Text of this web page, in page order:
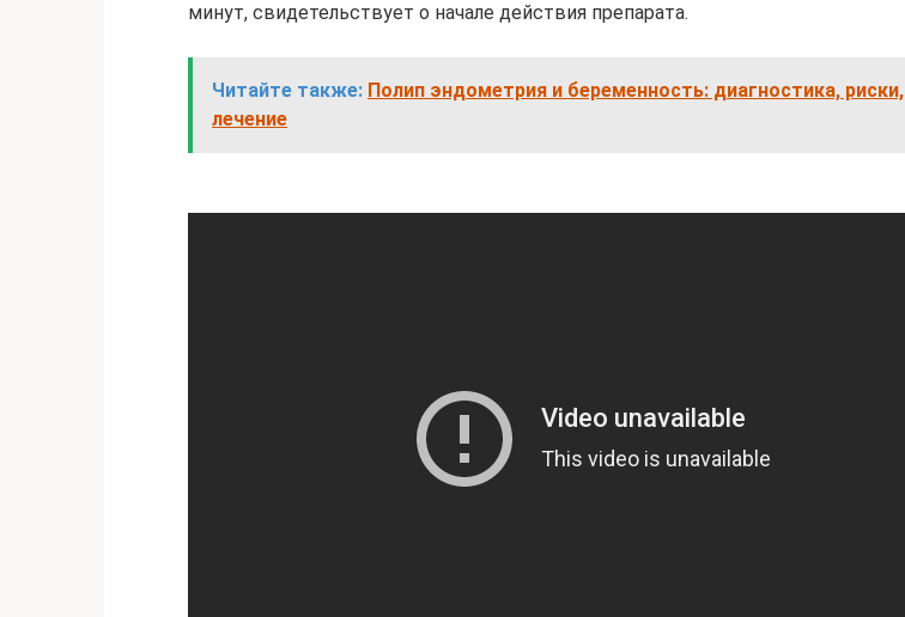
минут, свидетельствует о начале действия препарата.
Читайте также: Полип эндометрия и беременность: диагностика, риски,
лечение